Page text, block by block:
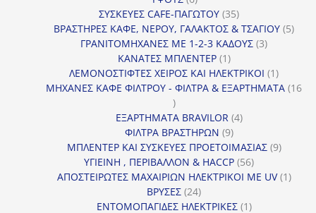
προϊόντα
ΣΥΣΚΕΥΕΣ CAFE-ΠΑΓΩΤΟΥ 3535
προϊόντα
ΒΡΑΣΤΗΡΕΣ ΚΑΦΕ, ΝΕΡΟΥ, ΓΑΛΑΚΤΟΣ & ΤΣΑΓΙΟΥ 55
ΓΡΑΝΙΤΟΜΗΧΑΝΕΣ ΜΕ 1-2-3 ΚΑΔΟΥΣ 33
ΚΑΝΑΤΕΣ ΜΠΛΕΝΤΕΡ 11
προϊόν
ΛΕΜΟΝΟΣΤΙΦΤΕΣ ΧΕΙΡΟΣ ΚΑΙ ΗΛΕΚΤΡΙΚΟΙ 11
προϊόν
ΜΗΧΑΝΕΣ ΚΑΦΕ ΦΙΛΤΡΟΥ - ΦΙΛΤΡΑ & ΕΞΑΡΤΗΜΑΤΑ 16
16
προϊόντα
ΕΞΑΡΤΗΜΑΤΑ BRAVILOR 44
ΦΙΛΤΡΑ ΒΡΑΣΤΗΡΩΝ 99
προϊόντα
ΜΠΛΕΝΤΕΡ ΚΑΙ ΣΥΣΚΕΥΕΣ ΠΡΟΕΤΟΙΜΑΣΙΑΣ 99
ΥΓΙΕΙΝΗ , ΠΕΡΙΒΑΛΛΟΝ & HACCP 5656
προϊόντα
ΑΠΟΣΤΕΙΡΩΤΕΣ ΜΑΧΑΙΡΙΩΝ ΗΛΕΚΤΡΙΚΟΙ ΜΕ UV 11
ΒΡΥΣΕΣ 2424
προϊόντα
ΕΝΤΟΜΟΠΑΓΙΔΕΣ ΗΛΕΚΤΡΙΚΕΣ 11